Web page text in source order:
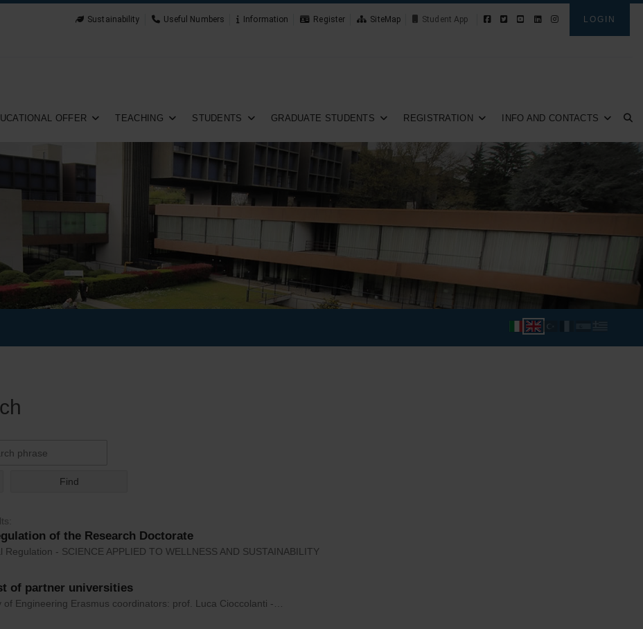
Sustainability Useful Numbers Information Register SiteMap News LOGIN
OFFER TEACHING STUDENTS GRADUATE STUDENTS REGISTRATION INFO AND CONTACTS
of the Research Doctorate
Regulation - SCIENCE APPLIED TO WELLNESS AND SUSTAINABILITY
of partner universities
of Engineering Erasmus coordinators: prof. Luca Cioccolanti -…